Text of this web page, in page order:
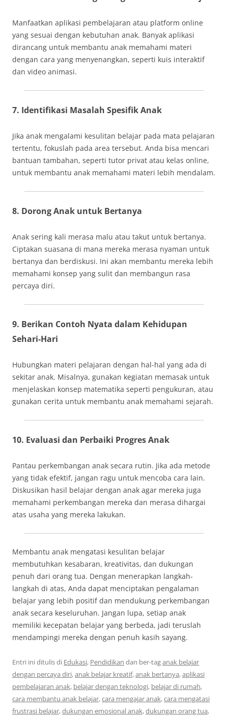
Manfaatkan aplikasi pembelajaran atau platform online
yang sesuai dengan kebutuhan anak. Banyak aplikasi
dirancang untuk membantu anak memahami materi
dengan cara yang menyenangkan, seperti kuis interaktif
dan video animasi.
7. Identifikasi Masalah Spesifik Anak
Jika anak mengalami kesulitan belajar pada mata pelajaran
tertentu, fokuslah pada area tersebut. Anda bisa mencari
bantuan tambahan, seperti tutor privat atau kelas online,
untuk membantu anak memahami materi lebih mendalam.
8. Dorong Anak untuk Bertanya
Anak sering kali merasa malu atau takut untuk bertanya.
Ciptakan suasana di mana mereka merasa nyaman untuk
bertanya dan berdiskusi. Ini akan membantu mereka lebih
memahami konsep yang sulit dan membangun rasa
percaya diri.
9. Berikan Contoh Nyata dalam Kehidupan
Sehari-Hari
Hubungkan materi pelajaran dengan hal-hal yang ada di
sekitar anak. Misalnya, gunakan kegiatan memasak untuk
menjelaskan konsep matematika seperti pengukuran, atau
gunakan cerita untuk membantu anak memahami sejarah.
10. Evaluasi dan Perbaiki Progres Anak
Pantau perkembangan anak secara rutin. Jika ada metode
yang tidak efektif, jangan ragu untuk mencoba cara lain.
Diskusikan hasil belajar dengan anak agar mereka juga
memahami perkembangan mereka dan merasa dihargai
atas usaha yang mereka lakukan.
Membantu anak mengatasi kesulitan belajar
membutuhkan kesabaran, kreativitas, dan dukungan
penuh dari orang tua. Dengan menerapkan langkah-
langkah di atas, Anda dapat menciptakan pengalaman
belajar yang lebih positif dan mendukung perkembangan
anak secara keseluruhan. Jangan lupa, setiap anak
memiliki kecepatan belajar yang berbeda, jadi teruslah
mendampingi mereka dengan penuh kasih sayang.
Entri ini ditulis di Edukasi, Pendidikan dan ber-taganak belajar
dengan percaya diri,anak belajar kreatif,anak bertanya,aplikasi
pembelajaran anak, belajar dengan teknologi, belajar di rumah,
cara membantu anak belajar,cara mengajar anak,cara mengatasi
frustrasi belajar,dukungan emosional anak,dukungan orang tua,